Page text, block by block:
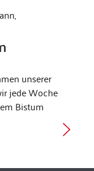
unserer
jede Woche
Bistum